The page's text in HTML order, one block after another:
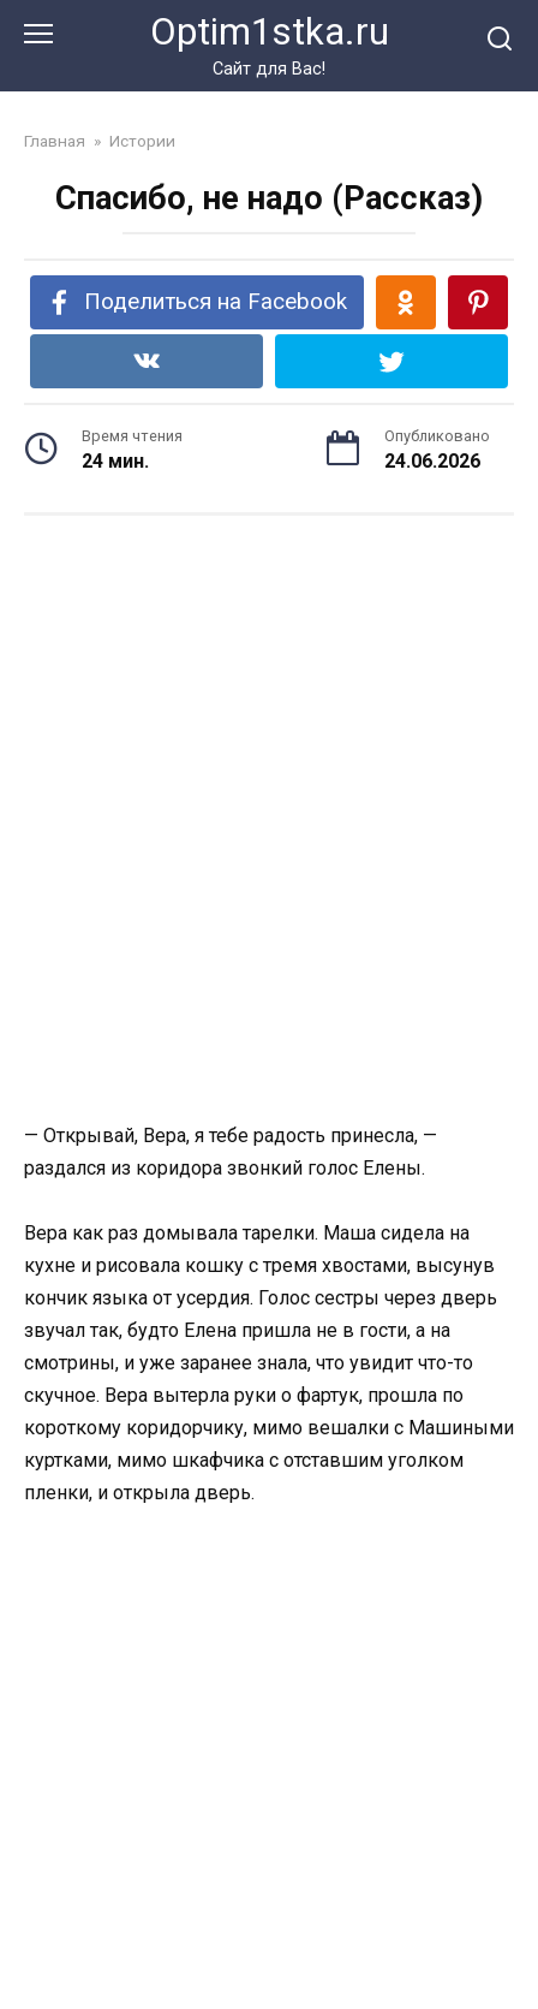
Optim1stka.ru
Сайт для Вас!
Главная » Истории
Спасибо, не надо (Рассказ)
Поделиться на Facebook
Время чтения
24 мин.
Опубликовано
24.06.2026
— Открывай, Вера, я тебе радость принесла, —
раздался из коридора звонкий голос Елены.
Вера как раз домывала тарелки. Маша сидела на
кухне и рисовала кошку с тремя хвостами, высунув
кончик языка от усердия. Голос сестры через дверь
звучал так, будто Елена пришла не в гости, а на
смотрины, и уже заранее знала, что увидит что-то
скучное. Вера вытерла руки о фартук, прошла по
короткому коридорчику, мимо вешалки с Машиными
куртками, мимо шкафчика с отставшим уголком
пленки, и открыла дверь.